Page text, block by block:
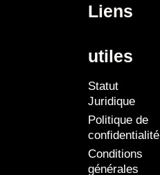
Liens
utiles
Statut
Juridique
Politique de
confidentialité
Conditions
générales